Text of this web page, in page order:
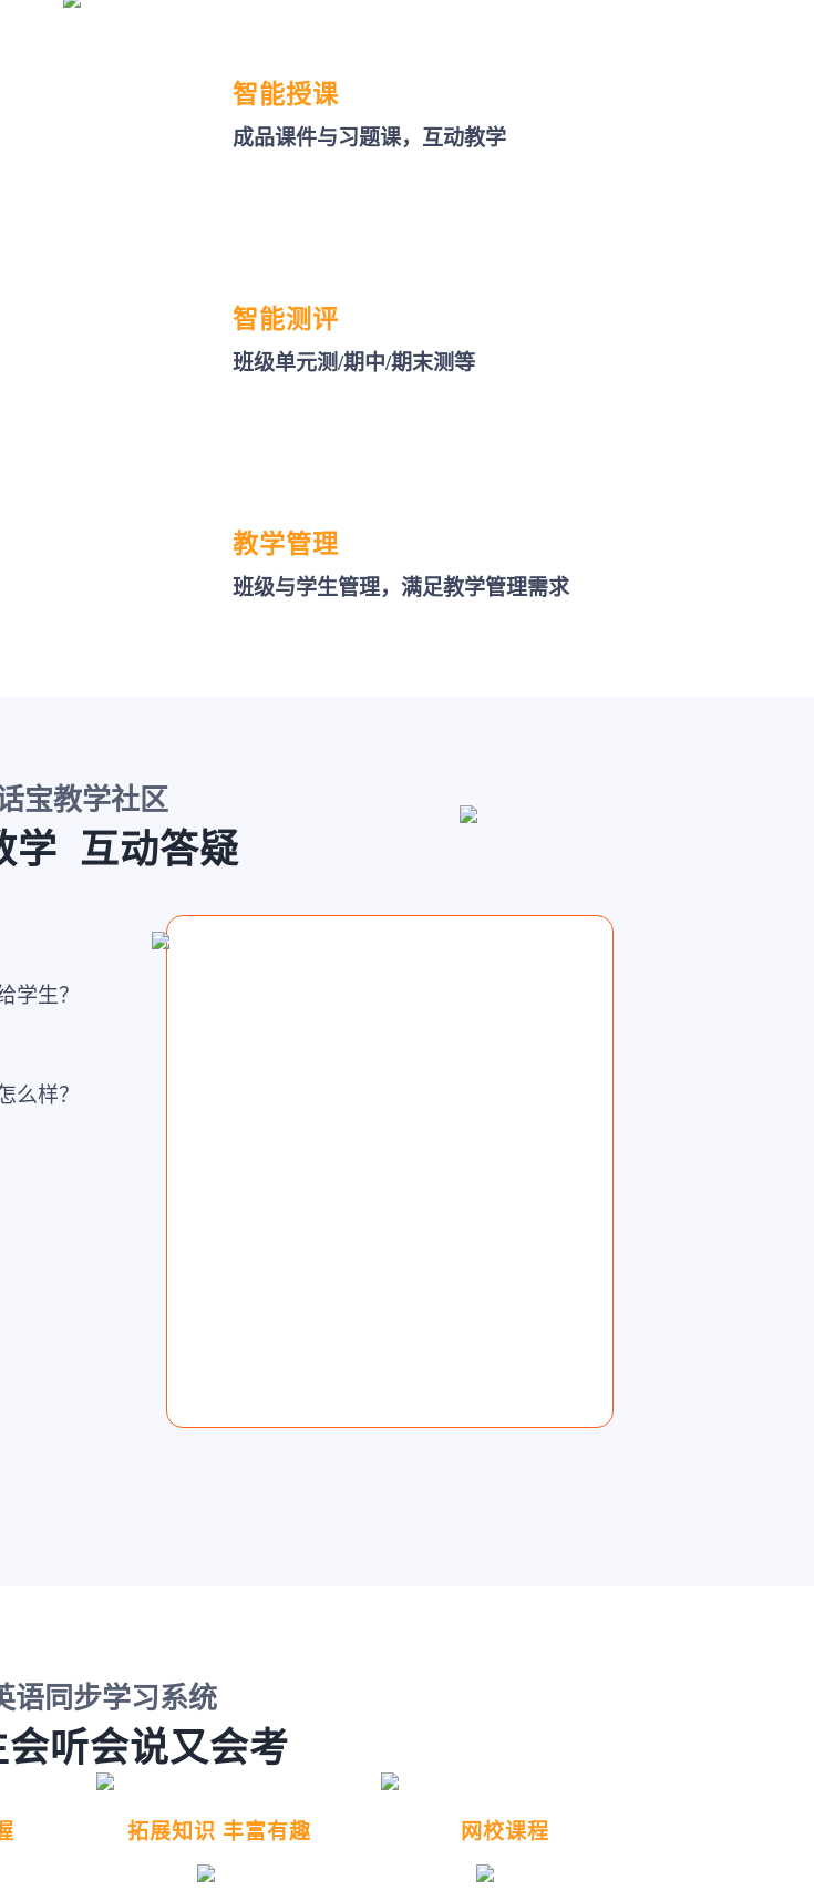
智能授课
成品课件与习题课，互动教学
智能测评
班级单元测/期中/期末测等
教学管理
班级与学生管理，满足教学管理需求
宝教学社区
学 互动答疑
学生？
么样？
语同步学习系统
听会说又会考
拓展知识 丰富有趣 网校课程